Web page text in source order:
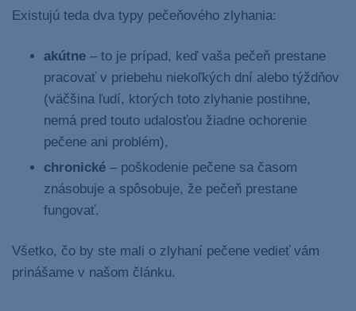
Existujú teda dva typy pečeňového zlyhania:
akútne – to je prípad, keď vaša pečeň prestane
pracovať v priebehu niekoľkých dní alebo týždňov
(väčšina ľudí, ktorých toto zlyhanie postihne,
nemá pred touto udalosťou žiadne ochorenie
pečene ani problém),
chronické – poškodenie pečene sa časom
znásobuje a spôsobuje, že pečeň prestane
fungovať.
Všetko, čo by ste mali o zlyhaní pečene vedieť vám
prinášame v našom článku.